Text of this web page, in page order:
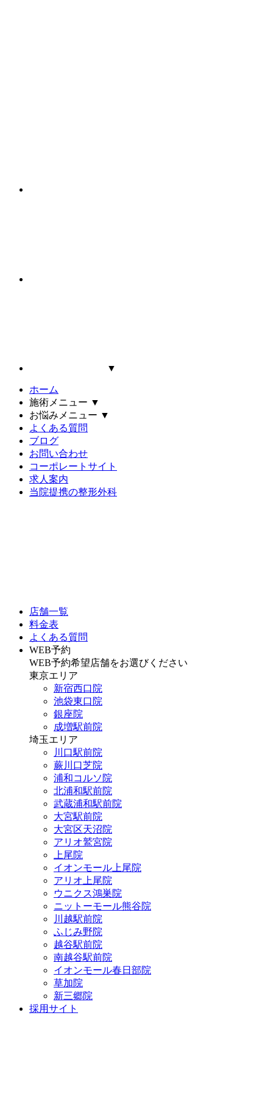
▼
ホーム
施術メニュー ▼
お悩みメニュー ▼
よくある質問
ブログ
お問い合わせ
コーポレートサイト
求人案内
当院提携の整形外科
店舗一覧
料金表
よくある質問
WEB予約
WEB予約希望店舗をお選びください
東京エリア
新宿西口院
池袋東口院
銀座院
成増駅前院
埼玉エリア
川口駅前院
蕨川口芝院
浦和コルソ院
北浦和駅前院
武蔵浦和駅前院
大宮駅前院
大宮区天沼院
アリオ鷲宮院
上尾院
イオンモール上尾院
アリオ上尾院
ウニクス鴻巣院
ニットーモール熊谷院
川越駅前院
ふじみ野院
越谷駅前院
南越谷駅前院
イオンモール春日部院
草加院
新三郷院
採用サイト